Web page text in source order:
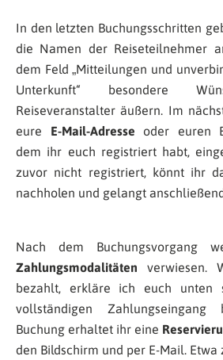
In den letzten Buchungsschritten
die Namen der Reiseteilnehmer
dem Feld „Mitteilungen und
Unterkunft“ besondere
Reiseveranstalter äußern. Im
eure E-Mail-Adresse oder euren
dem ihr euch registriert habt,
zuvor nicht registriert, könnt ihr
nachholen und gelangt
Nach dem Buchungsvorgang
Zahlungsmodalitäten verwiesen.
bezahlt, erkläre ich euch unten
vollständigen
Buchung erhaltet ihr eine
den Bildschirm und per E-Mail. Etwa